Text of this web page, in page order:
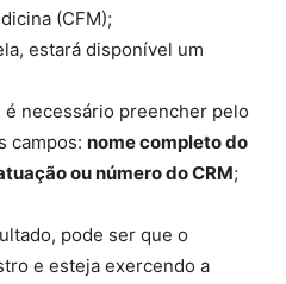
(CFM);
estará disponível um
é necessário preencher pelo
campos: nome completo do
ou número do CRM;
pode ser que o
e esteja exercendo a